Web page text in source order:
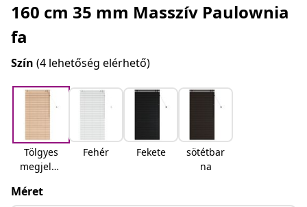
160 cm 35 mm Masszív Paulownia
fa
Szín (4 lehetőség elérhető)
Tölgyes
megjelen
Fehér Fekete
sötétbar
na
Méret